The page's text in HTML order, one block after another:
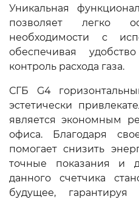
Уникальная
позволяет легко
необходимости с
обеспечивая
контроль расхода газа.
СГБ G4
эстетически
является экономным
офиса. Благодаря
помогает снизить
точные показания и
данного счетчика
будущее, гарантируя